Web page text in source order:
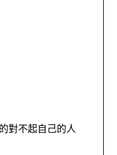
對不起自己的人